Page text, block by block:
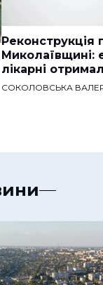
Реконструкція
Миколаївщині:
лікарні
СОКОЛОВСЬКА